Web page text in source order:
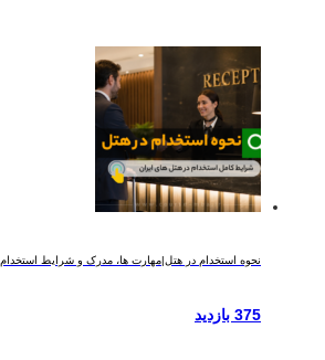
نحوه استخدام در هتل|مهارت ها، مدرک و شرایط استخدام
375 بازدید